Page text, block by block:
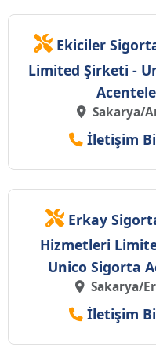
Ekiciler
Limited Şirketi -
Sakarya/
İletişim
Erkay
Hizmetleri
Unico Sigorta
Sakarya/
İletişim